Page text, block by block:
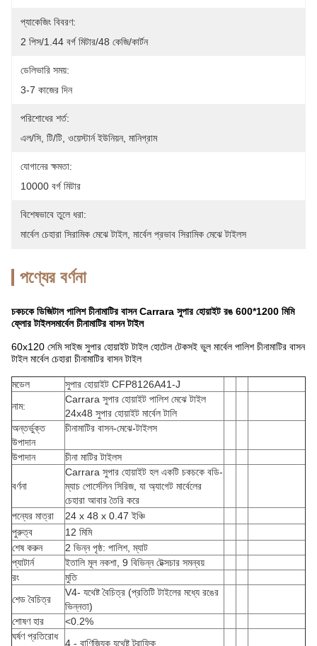
প্যাকেজিং বিবরণ:
2 পিস/1.44 বর্গ মিটার/48 কেজি/কার্টন
ডেলিভারি সময়:
3-7 কাজের দিন
পরিশোধের শর্ত:
এল/সি, টি/টি, ওয়েস্টার্ন ইউনিয়ন, মানিগ্রাম
যোগানের ক্ষমতা:
10000 বর্গ মিটার
বিশেষভাবে তুলে ধরা:
মার্বেল চেহারা সিরামিক মেঝে টাইল মার্বেল প্রভাব সিরামিক মেঝে টাইলস
পণ্যের বর্ণনা
চকচকে ডিজিটাল পালিশ চীনামাটির বাসন Carrara সুপার হোয়াইটরঙ 600*1200 মিমি
ফ্লোর টাইলসমার্বেল চীনামাটির বাসন টাইল
60x120 সেমি সাইজ সুপার হোয়াইট টাইল হোটেল টেকসই ভুল মার্বেল পালিশ চীনামাটির বাসন
টাইল মার্বেল চেহারা চীনামাটির বাসন টাইল
মডেল
সুপার হোয়াইট CFP8126A41-J
নাম:
Carrara সুপার হোয়াইট পালিশ মেঝে টাইল
24x48 সুপার হোয়াইট মার্বেল টালি
অন্তর্ভুক্ত
উপাদান
চীনামাটির বাসন-মেঝে-টাইলস
উপাদান চীনা মাটির টাইলস
বর্ণনা
Carrara সুপার হোয়াইট হল একটি চকচকে বডি-
ম্যাচ পোর্সেলিন সিরিজ, যা অ্যাগেট মার্বেলের
চেহারা আবার তৈরি করে
পন্যের মাত্রা
24 x 48 x 0.47 ইঞ্চি
পুরুত্ব
12 মিমি
শেষ করুন
2 ভিন্ন পৃষ্ঠ: পালিশ, ম্যাট
প্যাটার্ন
ইতালি মূল নকশা, 9 বিভিন্ন টেক্সচার সমন্বয়
রং
মুতি
শেড বৈচিত্র
V4- যথেষ্ট বৈচিত্র (প্রতিটি টাইলের মধ্যে রঙের
ভিন্নতা)
শোষণ হার
<0.2%
ঘর্ষণ প্রতিরোধ
4 - বাণিজ্যিক যথেষ্ট ট্রাফিক